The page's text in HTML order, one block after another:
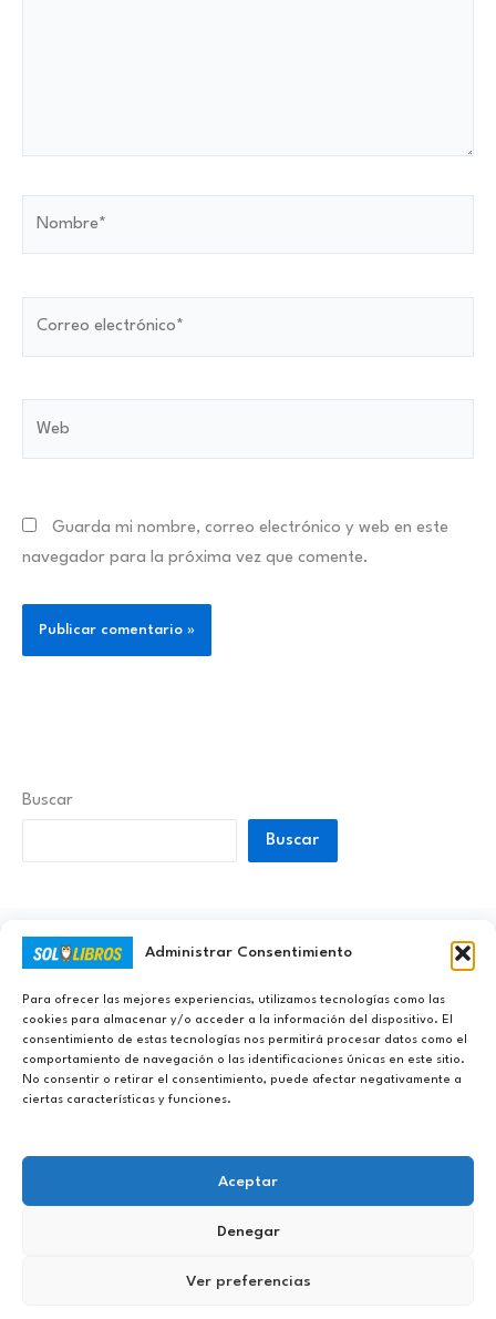
Administrar Consentimiento
Para ofrecer las mejores experiencias, utilizamos tecnologías como las
cookies para almacenar y/o acceder a la información del dispositivo. El
consentimiento de estas tecnologías nos permitirá procesar datos como el
comportamiento de navegación o las identificaciones únicas en este sitio.
No consentir o retirar el consentimiento, puede afectar negativamente a
ciertas características y funciones.
Aceptar
Denegar
Ver preferencias
Guarda mi nombre, correo electrónico y web en este
navegador para la próxima vez que comente.
Buscar
Buscar
Ayúdanos a Nunca Dejar de Aprender
Política de Cookies|Contacto|